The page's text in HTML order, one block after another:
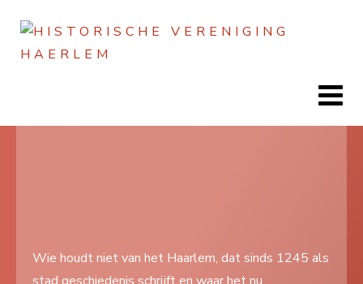
Lezen
Wie houdt niet van het Haarlem, dat sinds 1245 als